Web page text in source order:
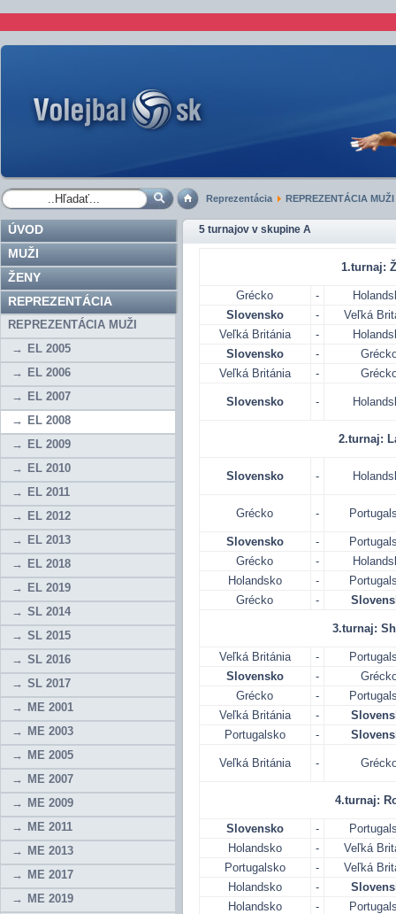
Reprezentácia REPREZENTÁCIA MUŽI
ÚVOD
MUŽI
ŽENY
REPREZENTÁCIA
REPREZENTÁCIA MUŽI
EL 2005
EL 2006
EL 2007
EL 2008
EL 2009
EL 2010
EL 2011
EL 2012
EL 2013
EL 2018
EL 2019
SL 2014
SL 2015
SL 2016
SL 2017
ME 2001
ME 2003
ME 2005
ME 2007
ME 2009
ME 2011
ME 2013
ME 2017
ME 2019
5 turnajov v skupine A
1.turnaj:
Grécko -
Slovensko
-
Veľká
Veľká Británia
-
Slovensko
-
Veľká Británia
-
Slovensko -
2.turnaj:
Slovensko -
Grécko -
Slovensko -
Grécko
-
Holandsko
-
Grécko
-
3.turnaj:
Veľká Británia -
Slovensko
-
Grécko
-
Veľká Británia
-
Portugalsko
-
Veľká Británia -
4.turnaj:
Slovensko -
Holandsko
-
Veľká
Portugalsko
-
Veľká
Holandsko
-
Holandsko
-